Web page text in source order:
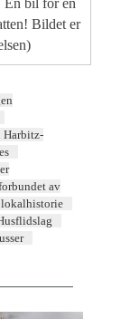
En bil for en
Bildet er
Harbitz-
av